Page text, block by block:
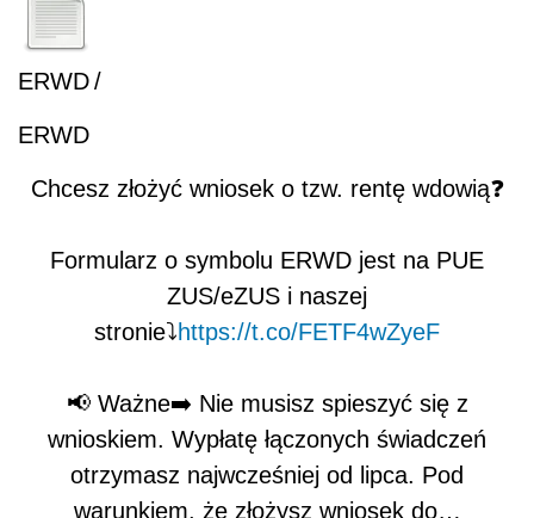
ERWD/
ERWD
Chcesz złożyć wniosek o tzw. rentę wdowią❓
Formularz o symbolu ERWD jest na PUE
ZUS/eZUS i naszej
stronie⤵️https://t.co/FETF4wZyeF
📢 Ważne➡️ Nie musisz spieszyć się z
wnioskiem. Wypłatę łączonych świadczeń
otrzymasz najwcześniej od lipca. Pod
warunkiem, że złożysz wniosek do…